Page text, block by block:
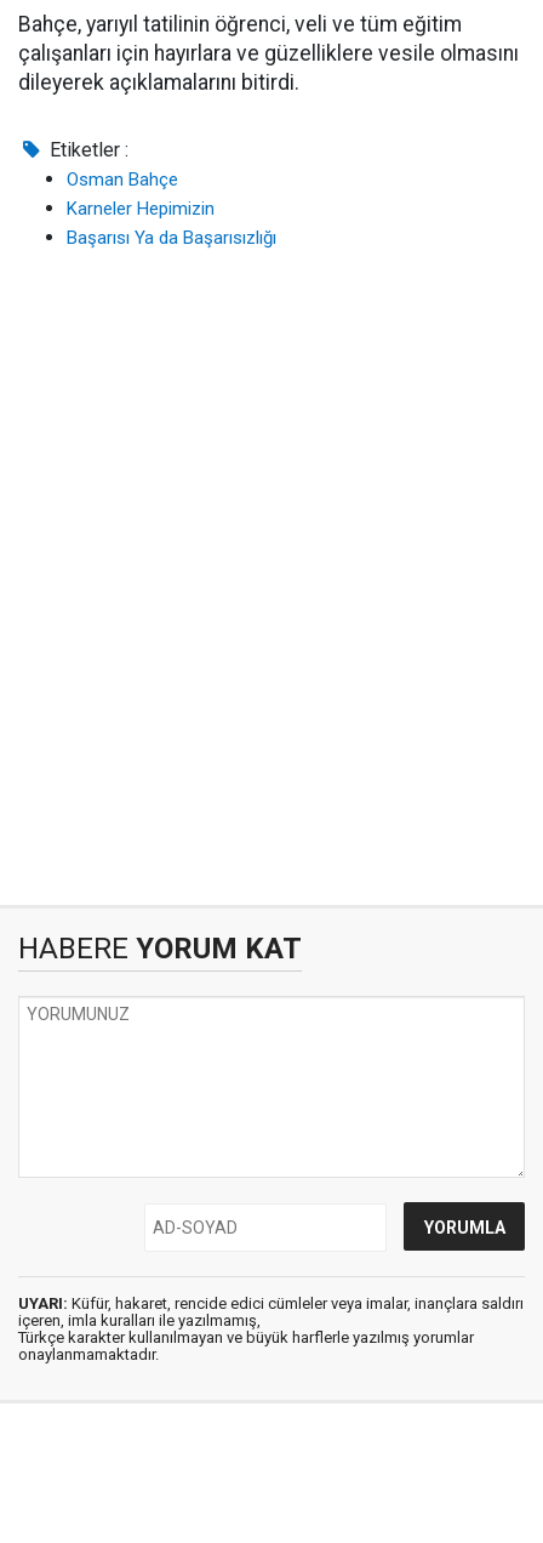
Bahçe, yarıyıl tatilinin öğrenci, veli ve tüm eğitim
çalışanları için hayırlara ve güzelliklere vesile olmasını
dileyerek açıklamalarını bitirdi.
Etiketler :
Osman Bahçe
Karneler Hepimizin
Başarısı Ya da Başarısızlığı
HABERE YORUM KAT
UYARI: Küfür, hakaret, rencide edici cümleler veya imalar, inançlara saldırı
içeren, imla kuralları ile yazılmamış,
Türkçe karakter kullanılmayan ve büyük harflerle yazılmış yorumlar
onaylanmamaktadır.